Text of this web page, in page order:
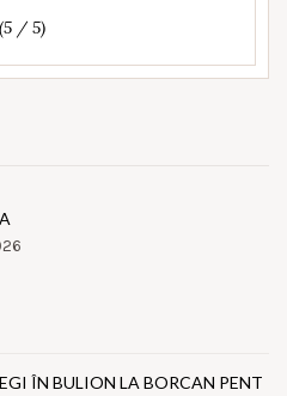
(5 / 5)
ÎN BULION LA BORCAN PENT